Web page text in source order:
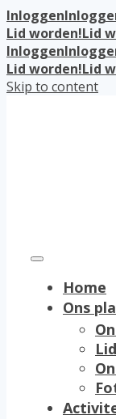
Inloggen
Lid worden!Lid
Inloggen
Lid worden!Lid
Skip to content
Home
Ons